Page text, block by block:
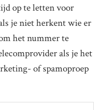
op te letten voor
je niet herkent wie er
het nummer te
als je het
of spamoproep